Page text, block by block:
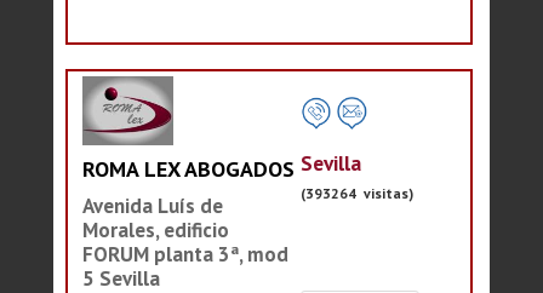
ROMA LEX ABOGADOS
Avenida Luís de
Morales, edificio
FORUM planta 3ª, mod
5 Sevilla
Sevilla
(393264 visitas)